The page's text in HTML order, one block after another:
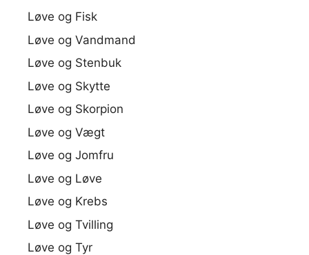
Løve og Fisk
Løve og Vandmand
Løve og Stenbuk
Løve og Skytte
Løve og Skorpion
Løve og Vægt
Løve og Jomfru
Løve og Løve
Løve og Krebs
Løve og Tvilling
Løve og Tyr